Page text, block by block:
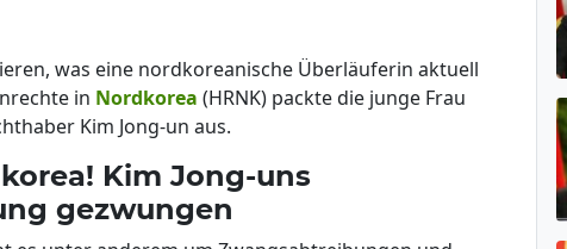
was eine nordkoreanische Überläuferin aktuell
in Nordkorea (HRNK) packte die junge Frau
Kim Jong-un aus.
Kim Jong-uns
gezwungen